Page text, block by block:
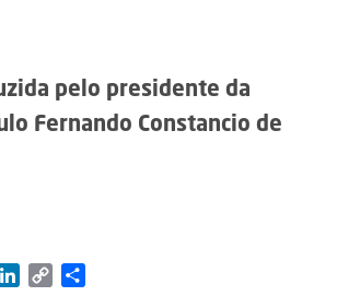
pelo presidente da
Fernando Constancio de
LinkedIn
Copy